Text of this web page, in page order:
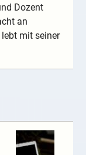
Dozent
an
mit seiner